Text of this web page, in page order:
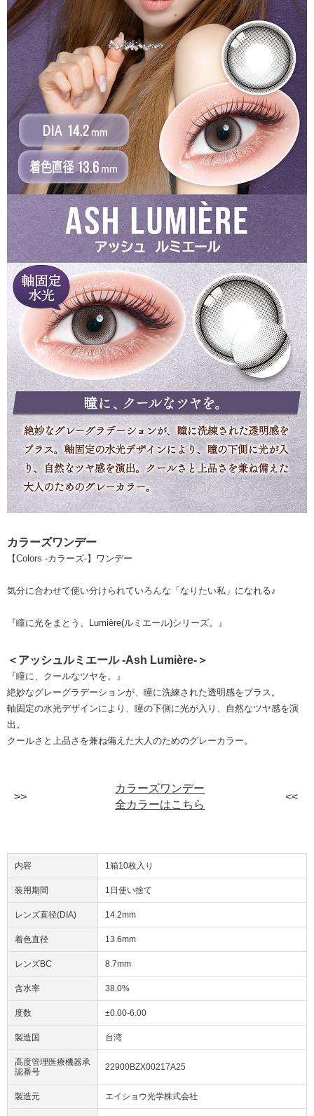
カラーズワンデー
【Colors -カラーズ-】ワンデー
気分に合わせて使い分けられていろんな「なりたい私」になれる♪
『瞳に光をまとう、Lumière(ルミエール)シリーズ。』
＜アッシュルミエール -Ash Lumière-＞
『瞳に、クールなツヤを。』
絶妙なグレーグラデーションが、瞳に洗練された透明感をプラス。
軸固定の水光デザインにより、瞳の下側に光が入り、自然なツヤ感を演
出。
クールさと上品さを兼ね備えた大人のためのグレーカラー。
カラーズワンデー
全カラーはこちら
内容 1箱10枚入り
装用期間 1日使い捨て
レンズ直径(DIA) 14.2mm
着色直径 13.6mm
レンズBC 8.7mm
含水率 38.0%
度数 ±0.00-6.00
製造国 台湾
高度管理医療機器承
認番号
22900BZX00217A25
製造元 エイショウ光学株式会社